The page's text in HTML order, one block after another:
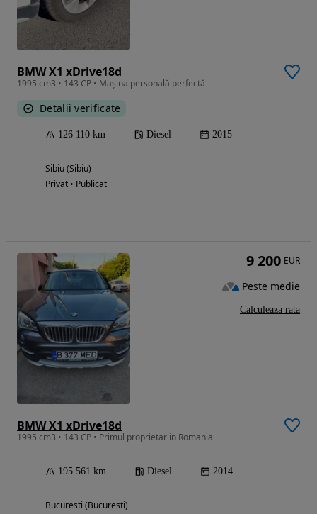
BMW X1 xDrive18d
1995 cm3 • 143 CP • Mașina personală perfectă
Detalii verificate
126 110 km Diesel 2015
Sibiu (Sibiu)
Privat • Publicat
BMW X1 xDrive18d
1995 cm3 • 143 CP • Primul proprietar in Romania
195 561 km Diesel 2014
Bucuresti (Bucuresti)
9 200 EUR
Peste medie
Calculeaza rata